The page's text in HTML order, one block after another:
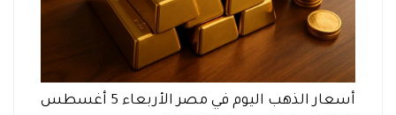
أسعار الذهب اليوم في مصر الأربعاء 5 أغسطس